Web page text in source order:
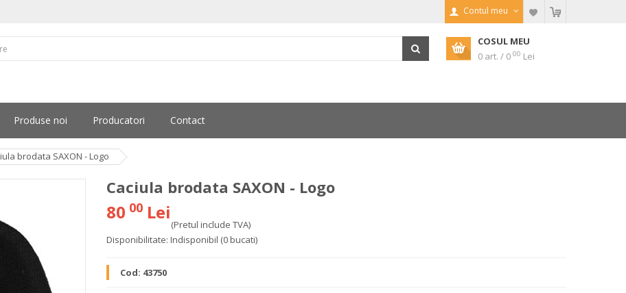
Contul meu
COSUL MEU
0 art. / 0 00 Lei
Produse noi Producatori Contact
brodata SAXON - Logo
Caciula brodata SAXON - Logo
80 00 Lei
(Pretul include TVA)
Disponibilitate: Indisponibil (0 bucati)
Cod: 43750